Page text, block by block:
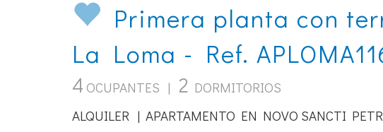
Primera planta con
La Loma - Ref.
4 OCUPANTES | 2 DORMITORIOS
ALQUILER | APARTAMENTO EN NOVO SANCTI